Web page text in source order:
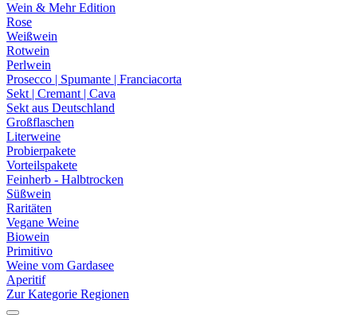
Wein & Mehr Edition
Rose
Weißwein
Rotwein
Perlwein
Prosecco | Spumante | Franciacorta
Sekt | Cremant | Cava
Sekt aus Deutschland
Großflaschen
Literweine
Probierpakete
Vorteilspakete
Feinherb - Halbtrocken
Süßwein
Raritäten
Vegane Weine
Biowein
Primitivo
Weine vom Gardasee
Aperitif
Zur Kategorie Regionen